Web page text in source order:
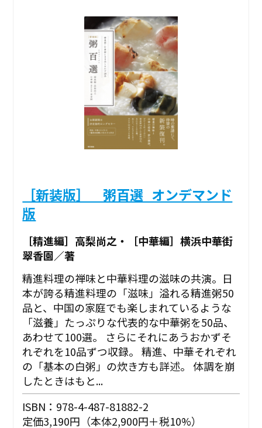
［新装版］ 粥百選_オンデマンド
版
［精進編］高梨尚之・［中華編］横浜中華街
翠香園／著
精進料理の禅味と中華料理の滋味の共演。日
本が誇る精進料理の「滋味」溢れる精進粥50
品と、中国の家庭でも楽しまれているような
「滋養」たっぷりな代表的な中華粥を50品、
あわせて100選。 さらにそれにあうおかずそ
れぞれを10品ずつ収録。 精進、中華それぞれ
の「基本の白粥」の炊き方も詳述。 体調を崩
したときはもと...
ISBN：978-4-487-81882-2
定価3,190円（本体2,900円＋税10%）